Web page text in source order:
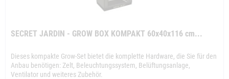
SECRET JARDIN - GROW BOX KOMPAKT 60x40x116 cm...
Dieses kompakte Grow-Set bietet die komplette Hardware, die Sie für den
Anbau benötigen: Zelt, Beleuchtungssystem, Belüftungsanlage,
Ventilator und weiteres Zubehör.